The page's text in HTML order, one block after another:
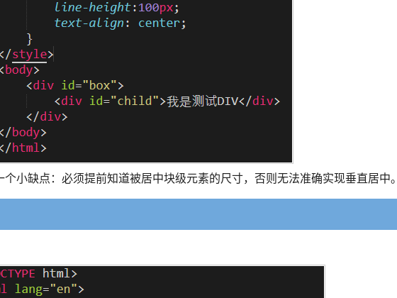
小缺点：必须提前知道被居中块级元素的尺寸，否则无法准确实现垂直居中。